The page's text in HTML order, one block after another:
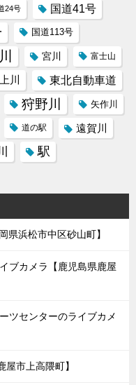
24号 国道41号
国道113号
宮川 富士山
川 東北自動車道
狩野川 矢作川
道の駅
遠賀川
駅
県浜松市中区砂山町】
ブカメラ【鹿児島県鹿屋
ツセンターのライブカメ
市上高隈町】